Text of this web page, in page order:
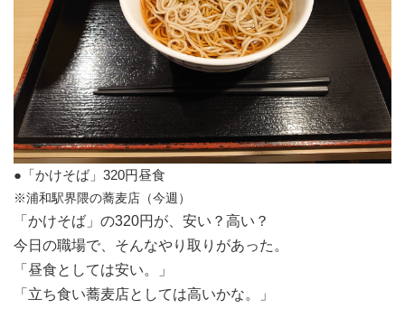
●「かけそば」320円昼食
※浦和駅界隈の蕎麦店（今週）
「かけそば」の320円が、安い？高い？
今日の職場で、そんなやり取りがあった。
「昼食としては安い。」
「立ち食い蕎麦店としては高いかな。」